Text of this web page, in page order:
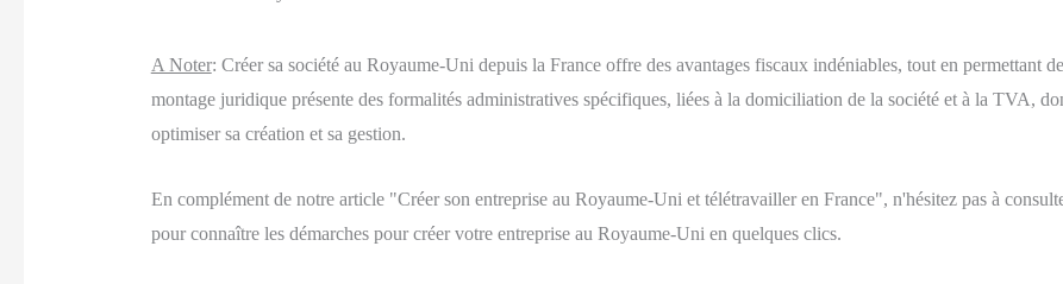
A Noter: Créer sa société au Royaume-Uni depuis la France offre des avantages fiscaux indéniables, tout en permettant
montage juridique présente des formalités administratives spécifiques, liées à la domiciliation de la société et à la TVA,
optimiser sa création et sa gestion.
En complément de notre article "Créer son entreprise au Royaume-Uni et télétravailler en France", n'hésitez pas à
pour connaître les démarches pour créer votre entreprise au Royaume-Uni en quelques clics.